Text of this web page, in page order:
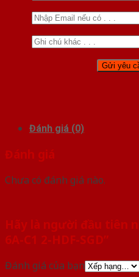
Đánh giá (0)
Đánh giá
Chưa có đánh giá nào.
Hãy là người đầu tiên
6A-C1 2-HDF-SGD”
Đánh giá của bạn